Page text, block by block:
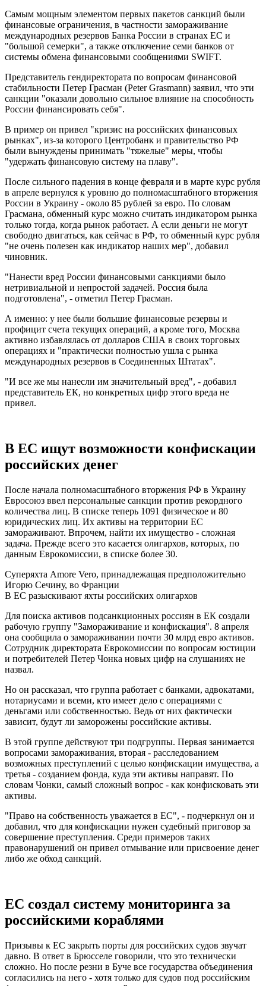
Самым мощным элементом первых пакетов санкций были
финансовые ограничения, в частности замораживание
международных резервов Банка России в странах ЕС и
"большой семерки", а также отключение семи банков от
системы обмена финансовыми сообщениями SWIFT.
Представитель гендиректората по вопросам финансовой
стабильности Петер Грасман (Peter Grasmann) заявил, что эти
санкции "оказали довольно сильное влияние на способность
России финансировать себя".
В пример он привел "кризис на российских финансовых
рынках", из-за которого Центробанк и правительство РФ
были вынуждены принимать "тяжелые" меры, чтобы
"удержать финансовую систему на плаву".
После сильного падения в конце февраля и в марте курс рубля
в апреле вернулся к уровню до полномасштабного вторжения
России в Украину - около 85 рублей за евро. По словам
Грасмана, обменный курс можно считать индикатором рынка
только тогда, когда рынок работает. А если деньги не могут
свободно двигаться, как сейчас в РФ, то обменный курс рубля
"не очень полезен как индикатор наших мер", добавил
чиновник.
"Нанести вред России финансовыми санкциями было
нетривиальной и непростой задачей. Россия была
подготовлена", - отметил Петер Грасман.
А именно: у нее были большие финансовые резервы и
профицит счета текущих операций, а кроме того, Москва
активно избавлялась от долларов США в своих торговых
операциях и "практически полностью ушла с рынка
международных резервов в Соединенных Штатах".
"И все же мы нанесли им значительный вред", - добавил
представитель ЕК, но конкретных цифр этого вреда не
привел.
В ЕС ищут возможности конфискации
российских денег
После начала полномасштабного вторжения РФ в Украину
Евросоюз ввел персональные санкции против рекордного
количества лиц. В списке теперь 1091 физическое и 80
юридических лиц. Их активы на территории ЕС
замораживают. Впрочем, найти их имущество - сложная
задача. Прежде всего это касается олигархов, которых, по
данным Еврокомиссии, в списке более 30.
Суперяхта Amore Vero, принадлежащая предположительно
Игорю Сечину, во Франции
В ЕС разыскивают яхты российских олигархов
Для поиска активов подсанкционных россиян в ЕК создали
рабочую группу "Замораживание и конфискация". 8 апреля
она сообщила о замораживании почти 30 млрд евро активов.
Сотрудник директората Еврокомиссии по вопросам юстиции
и потребителей Петер Чонка новых цифр на слушаниях не
назвал.
Но он рассказал, что группа работает с банками, адвокатами,
нотариусами и всеми, кто имеет дело с операциями с
деньгами или собственностью. Ведь от них фактически
зависит, будут ли заморожены российские активы.
В этой группе действуют три подгруппы. Первая занимается
вопросами замораживания, вторая - расследованием
возможных преступлений с целью конфискации имущества, а
третья - созданием фонда, куда эти активы направят. По
словам Чонки, самый сложный вопрос - как конфисковать эти
активы.
"Право на собственность уважается в ЕС", - подчеркнул он и
добавил, что для конфискации нужен судебный приговор за
совершение преступления. Среди примеров таких
правонарушений он привел отмывание или присвоение денег
либо же обход санкций.
ЕС создал систему мониторинга за
российскими кораблями
Призывы к ЕС закрыть порты для российских судов звучат
давно. В ответ в Брюсселе говорили, что это технически
сложно. Но после резни в Буче все государства объединения
согласились на него - хотя только для судов под российским